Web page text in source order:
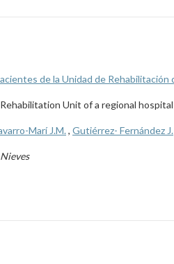
de la Unidad de Rehabilitación
Unit of a regional hospital
Marí J.M., Gutiérrez- Fernández J.